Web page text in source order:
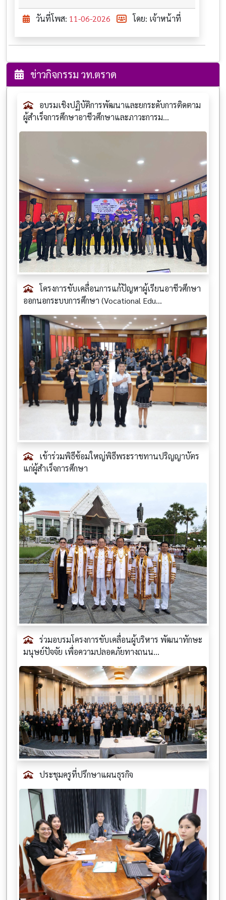
วันที่โพส: 11-06-2026 โดย: เจ้าหน้าที่
ข่าวกิจกรรม วท.ตราด
อบรมเชิงปฏิบัติการพัฒนาและยกระดับการติดตาม
ผู้สำเร็จการศึกษาอาชีวศึกษาและภาวะการม...
โครงการขับเคลื่อนการแก้ปัญหาผู้เรียนอาชีวศึกษา
ออกนอกระบบการศึกษา (Vocational Edu...
เข้าร่วมพิธีซ้อมใหญ่พิธีพระราชทานปริญญาบัตร
แก่ผู้สำเร็จการศึกษา
ร่วมอบรมโครงการขับเคลื่อนผู้บริหาร พัฒนาทักษะ
มนุษย์ปัจจัย เพื่อความปลอดภัยทางถนน...
ประชุมครูที่ปรึกษาแผนธุรกิจ